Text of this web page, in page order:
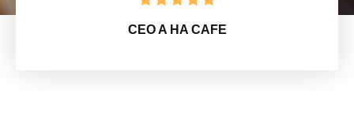
CEO A HA CAFE